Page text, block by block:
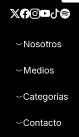
Nosotros
Medios
Categorías
Contacto